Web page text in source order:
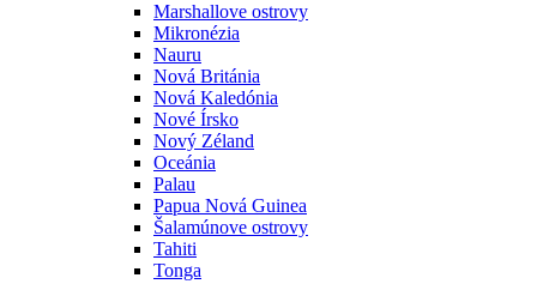
Marshallove ostrovy
Mikronézia
Nauru
Nová Británia
Nová Kaledónia
Nové Írsko
Nový Zéland
Oceánia
Palau
Papua Nová Guinea
Šalamúnove ostrovy
Tahiti
Tonga